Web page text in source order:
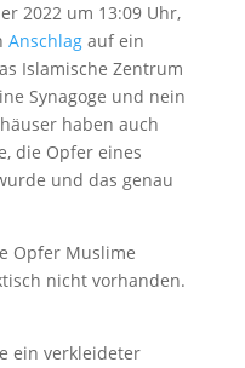
2022 um 13:09 Uhr,
Anschlagauf ein
Islamische Zentrum
Synagoge und nein
haben auch
die Opfer eines
und das genau
Opfer Muslime
nicht vorhanden.
ein verkleideter